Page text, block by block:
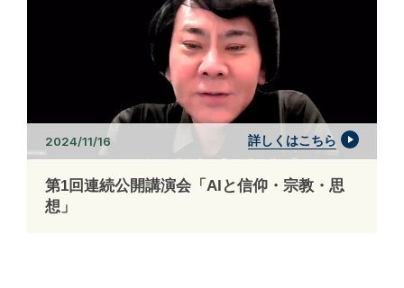
2024/11/16 詳しくはこちら
第1回連続公開講演会「AIと信仰・宗教・思
想」